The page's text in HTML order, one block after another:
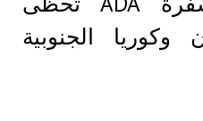
وكوريا الجنوبية